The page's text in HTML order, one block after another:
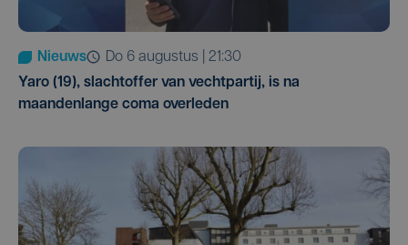
Nieuws
do 6 augustus | 21:30
Yaro (19), slachtoffer van vechtpartij, is na
maandenlange coma overleden